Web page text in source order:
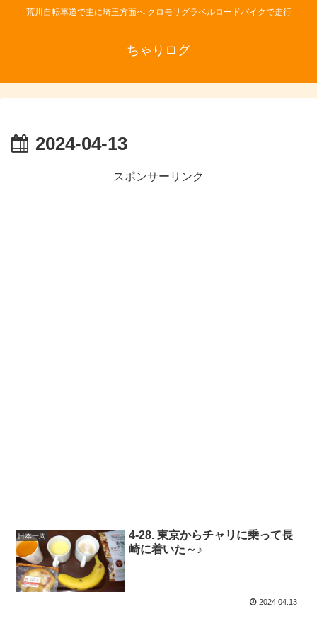
荒川自転車道で主に埼玉方面へ クロモリグラベルロードバイクで走行
ちゃりログ
2024-04-13
スポンサーリンク
日本一周
4-28. 東京からチャリに乗って長
崎に着いた～♪
2024.04.13